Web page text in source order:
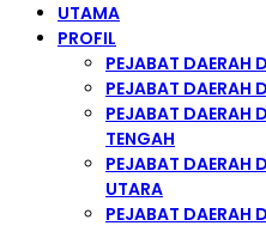
UTAMA
PROFIL
PEJABAT DAERAH
PEJABAT DAERAH
PEJABAT DAERAH
TENGAH
PEJABAT DAERAH
UTARA
PEJABAT DAERAH